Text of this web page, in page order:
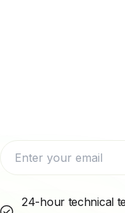
24-hour technical